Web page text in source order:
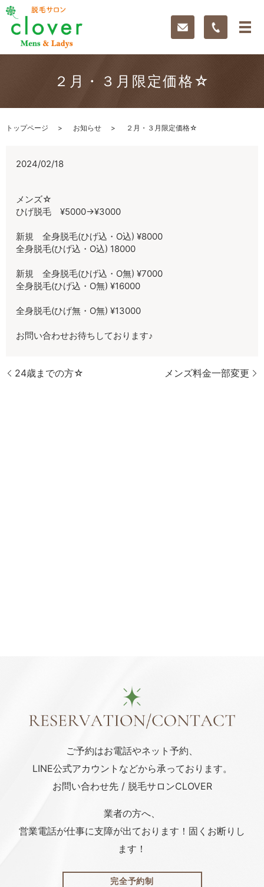
２月・３月限定価格☆
トップページ お知らせ ２月・３月限定価格☆
2024/02/18
メンズ☆
ひげ脱毛 ¥5000→¥3000
新規 全身脱毛(ひげ込・O込) ¥8000
全身脱毛(ひげ込・O込) 18000
新規 全身脱毛(ひげ込・O無) ¥7000
全身脱毛(ひげ込・O無) ¥16000
全身脱毛(ひげ無・O無) ¥13000
お問い合わせお待ちしております♪
24歳までの方☆ メンズ料金一部変更
ご予約はお電話やネット予約、
LINE公式アカウント などから承っております。
お問い合わせ先 / 脱毛サロンCLOVER
業者の方へ、
営業電話が仕事に支障が出ております！固くお断りし
ます！
完全予約制